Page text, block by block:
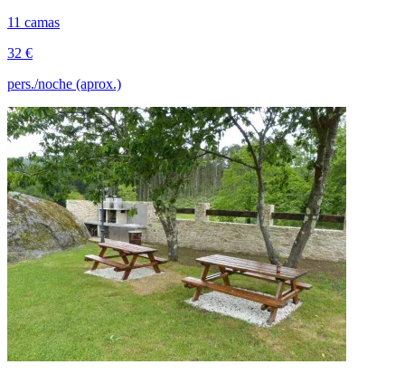
11 camas
32 €
pers./noche (aprox.)